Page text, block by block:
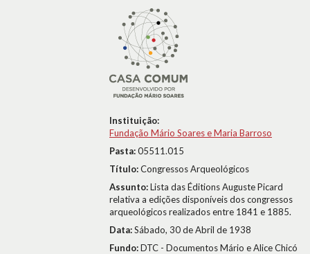
Instituição:
Fundação Mário Soares e Maria Barroso
Pasta:05511.015
Título:Congressos Arqueológicos
Assunto:Lista das Éditions Auguste Picard
relativa a edições disponíveis dos congressos
arqueológicos realizados entre 1841 e 1885.
Data:Sábado, 30 de Abril de 1938
Fundo:DTC - Documentos Mário e Alice Chicó